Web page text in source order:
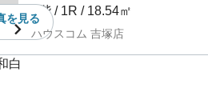
を見る
2階 / 1R / 18.54㎡
ハウスコム 吉塚店
白